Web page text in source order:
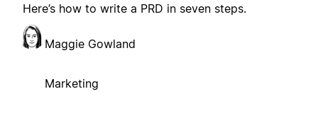
Here’s how to write a PRD in seven steps.
Maggie Gowland
Marketing